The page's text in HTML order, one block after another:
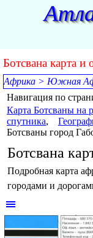
Перейти к контенту
Ботсвана карта и
Африка > Южная
Навигация по
Карта Ботсваны на
спутника,
Ботсваны город
Ботсвана
Подробная карта
городами и
Пропустить меню